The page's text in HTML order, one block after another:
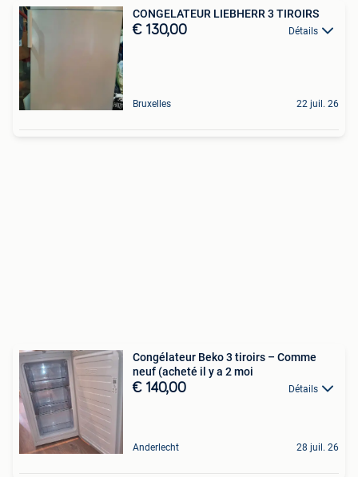
CONGELATEUR LIEBHERR 3 TIROIRS
€ 130,00 Détails
Bruxelles 22 juil. 26
Congélateur Beko 3 tiroirs – Comme
neuf (acheté il y a 2 moi
€ 140,00 Détails
Anderlecht 28 juil. 26